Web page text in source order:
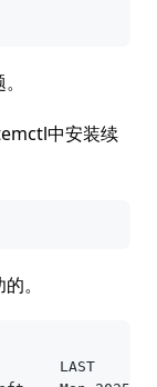
中安装续
。
LAST